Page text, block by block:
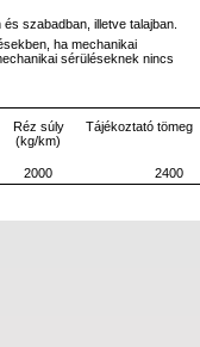
szabadban, illetve talajban.
ha mechanikai
sérüléseknek nincs
Réz súly
(kg/km)
Tájékoztató
2000 2400